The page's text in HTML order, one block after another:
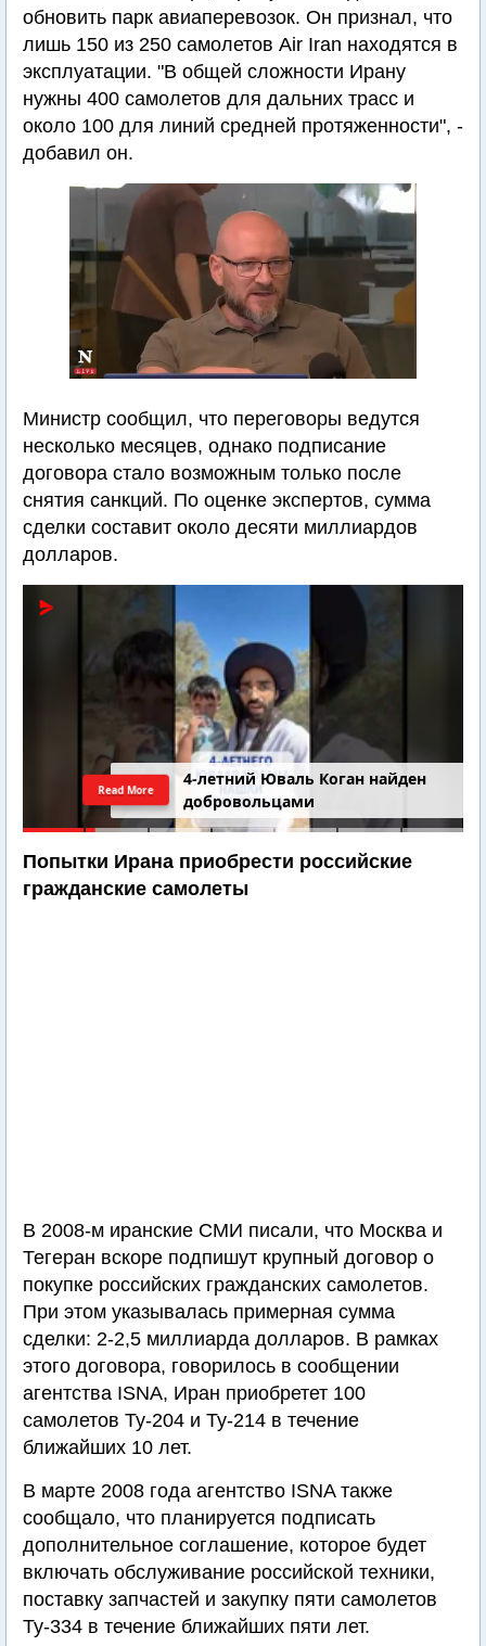
обновить парк авиаперевозок. Он признал, что
лишь 150 из 250 самолетов Air Iran находятся в
эксплуатации. "В общей сложности Ирану
нужны 400 самолетов для дальних трасс и
около 100 для линий средней протяженности", -
добавил он.
Министр сообщил, что переговоры ведутся
несколько месяцев, однако подписание
договора стало возможным только после
снятия санкций. По оценке экспертов, сумма
сделки составит около десяти миллиардов
долларов.
4-летний Юваль Коган найден
добровольцами
Read More
Попытки Ирана приобрести российские
гражданские самолеты
В 2008-м иранские СМИ писали, что Москва и
Тегеран вскоре подпишут крупный договор о
покупке российских гражданских самолетов.
При этом указывалась примерная сумма
сделки: 2-2,5 миллиарда долларов. В рамках
этого договора, говорилось в сообщении
агентства ISNA, Иран приобретет 100
самолетов Ту-204 и Ту-214 в течение
ближайших 10 лет.
В марте 2008 года агентство ISNA также
сообщало, что планируется подписать
дополнительное соглашение, которое будет
включать обслуживание российской техники,
поставку запчастей и закупку пяти самолетов
Ту-334 в течение ближайших пяти лет.